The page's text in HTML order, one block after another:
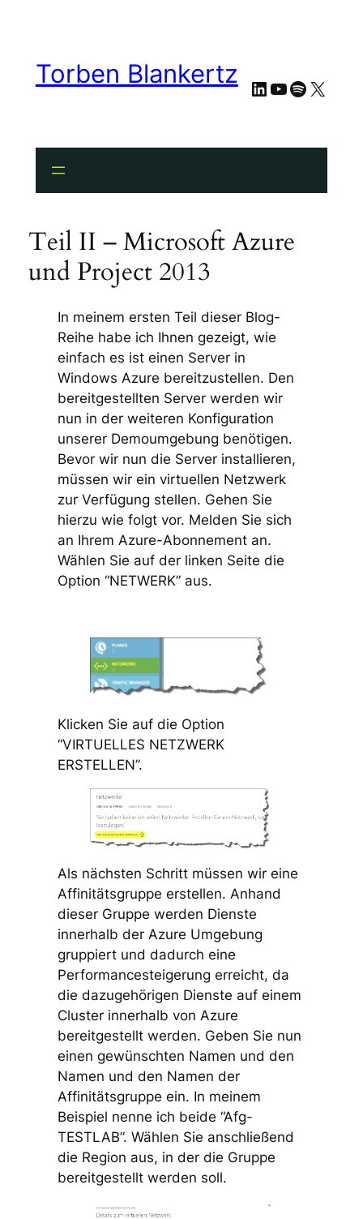
Torben Blankertz LinkedIn
YouTube
Spotify
X
Teil II – Microsoft Azure
und Project 2013
In meinem ersten Teil dieser Blog-
Reihe habe ich Ihnen gezeigt, wie
einfach es ist einen Server in
Windows Azure bereitzustellen. Den
bereitgestellten Server werden wir
nun in der weiteren Konfiguration
unserer Demoumgebung benötigen.
Bevor wir nun die Server installieren,
müssen wir ein virtuellen Netzwerk
zur Verfügung stellen. Gehen Sie
hierzu wie folgt vor. Melden Sie sich
an Ihrem Azure-Abonnement an.
Wählen Sie auf der linken Seite die
Option “NETWERK” aus.
Klicken Sie auf die Option
“VIRTUELLES NETZWERK
ERSTELLEN”.
Als nächsten Schritt müssen wir eine
Affinitätsgruppe erstellen. Anhand
dieser Gruppe werden Dienste
innerhalb der Azure Umgebung
gruppiert und dadurch eine
Performancesteigerung erreicht, da
die dazugehörigen Dienste auf einem
Cluster innerhalb von Azure
bereitgestellt werden. Geben Sie nun
einen gewünschten Namen und den
Namen und den Namen der
Affinitätsgruppe ein. In meinem
Beispiel nenne ich beide “Afg-
TESTLAB”. Wählen Sie anschließend
die Region aus, in der die Gruppe
bereitgestellt werden soll.